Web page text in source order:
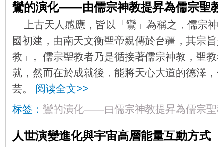
鸞的演化——由儒宗神教提昇為儒宗聖
上古天人感應，皆以「鸞」為稱之，儒宗
國初建，由南天文衡聖帝親傳於台疆，其宗
教」。儒宗聖教者乃是循接著儒宗神教，聖
就，然而在於成就後，能將天心大道的德澤
芸。 阅读全文>>
标签： 鸞的演化——由儒宗神教提昇為儒宗聖
人世演變進化與宇宙高層能量互動方式